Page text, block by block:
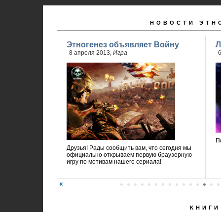
НОВОСТИ
Этногенез объявляет Войну
8 апреля 2013, Игра
Друзья! Рады сообщить вам, что сегодня мы
официально открываем первую браузерную
игру по мотивам нашего сериала!
КНИГИ